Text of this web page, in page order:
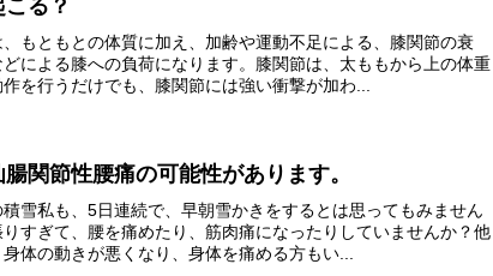
る？
もともとの体質に加え、加齢や運動不足による、膝関節の衰
による膝への負荷になります。膝関節は、太ももから上の体重
を行うだけでも、膝関節には強い衝撃が加わ...
関節性腰痛の可能性があります。
雪私も、5日連続で、早朝雪かきをするとは思ってもみません
すぎて、腰を痛めたり、筋肉痛になったりしていませんか？他
体の動きが悪くなり、身体を痛める方もい...